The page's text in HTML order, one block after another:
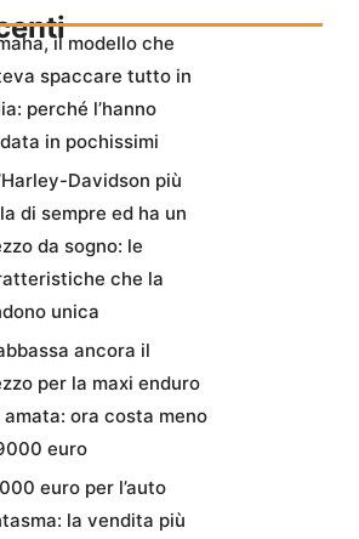
il modello che
spaccare tutto in
perché l’hanno
in pochissimi
Davidson più
di sempre ed ha un
da sogno: le
che la
unica
ancora il
per la maxi enduro
amata: ora costa meno
euro
euro per l’auto
la vendita più